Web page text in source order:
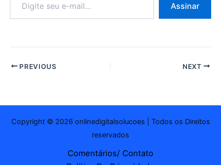
e-
Assinar
PREVIOUS NEXT
Copyright © 2026 onlinedigitalsolucoes | Todos os Direitos
reservados
Comentários/ Contato